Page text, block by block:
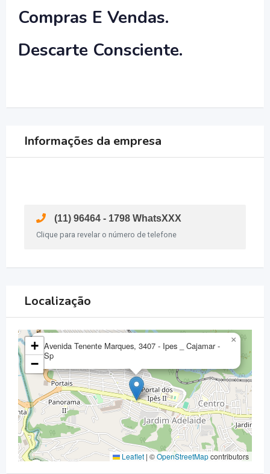
Compras E Vendas.
Descarte Consciente.
Informações da empresa
(11) 96464 - 1798 WhatsXXX
Clique para revelar o número de telefone
Localização
Avenida Tenente Marques, 3407 - Ipes _ Cajamar -
Sp
×
+
−
Leaflet | ©OpenStreetMapcontributors